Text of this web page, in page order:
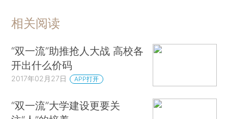
相关阅读
“双一流”助推抢人大战 高校各
开出什么价码
2017年02月27日 APP打开
“双一流”大学建设更要关